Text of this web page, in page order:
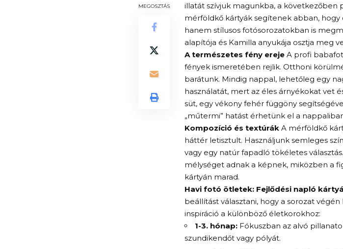
MEGOSZTÁS
illatát szívjuk magunkba, a következőben
mérföldkő kártyák segítenek abban,
hanem stílusos fotósorozatokban is
alapítója és Kamilla anyukája osztja meg
A természetes fény ereje A profi
fények ismeretében rejlik. Otthoni
barátunk. Mindig nappal, lehetőleg egy
használatát, mert az éles árnyékokat vet
süt, egy vékony fehér függöny
„műtermi” hatást érhetünk el a
Kompozíció és textúrák A mérföldkő
háttér letisztult. Használjunk semleges
vagy egy natúr fapadló tökéletes
mélységet adnak a képnek, miközben a
kártyán marad.
Havi fotó ötletek: Fejlődési napló
beállítást választani, hogy a sorozat
inspiráció a különböző életkorokhoz:
1-3. hónap: Fókuszban az alvó
szundikendőt vagy pólyát.